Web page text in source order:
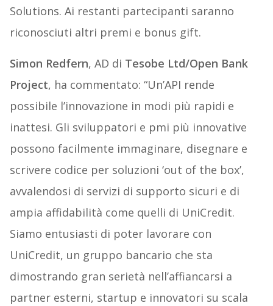
Solutions. Ai restanti partecipanti saranno
riconosciuti altri premi e bonus gift.
Simon Redfern, AD di Tesobe Ltd/Open Bank
Project, ha commentato: “Un’API rende
possibile l’innovazione in modi più rapidi e
inattesi. Gli sviluppatori e pmi più innovative
possono facilmente immaginare, disegnare e
scrivere codice per soluzioni ‘out of the box’,
avvalendosi di servizi di supporto sicuri e di
ampia affidabilità come quelli di UniCredit.
Siamo entusiasti di poter lavorare con
UniCredit, un gruppo bancario che sta
dimostrando gran serietà nell’affiancarsi a
partner esterni, startup e innovatori su scala